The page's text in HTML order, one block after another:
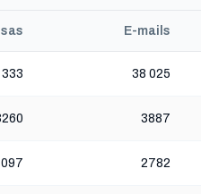
E-mails
38 025
3887
2782